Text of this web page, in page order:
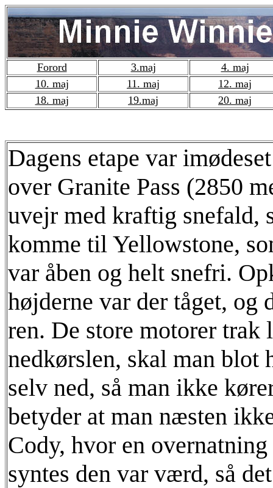
Forord 3.maj
4. maj
10. maj
11. maj
12. maj
18. maj
19.maj 20. maj
Dagens etape var
over Granite Pass (2850
uvejr med kraftig snefald,
komme til Yellowstone,
var åben og helt snefri.
højderne var der tåget, og
ren. De store motorer trak
nedkørslen, skal man blot
selv ned, så man ikke
betyder at man næsten
Cody, hvor en
syntes den var værd, så